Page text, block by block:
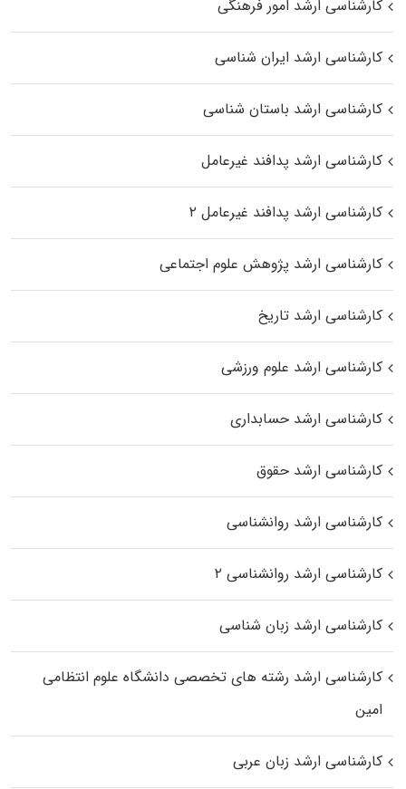
کارشناسی ارشد امور فرهنگی
کارشناسی ارشد ایران شناسی
کارشناسی ارشد باستان شناسی
کارشناسی ارشد پدافند غیرعامل
کارشناسی ارشد پدافند غیرعامل ۲
کارشناسی ارشد پژوهش علوم اجتماعی
کارشناسی ارشد تاریخ
کارشناسی ارشد علوم ورزشی
کارشناسی ارشد حسابداری
کارشناسی ارشد حقوق
کارشناسی ارشد روانشناسی
کارشناسی ارشد روانشناسی ۲
کارشناسی ارشد زبان شناسی
کارشناسی ارشد رﺷﺘﻪ ﻫﺎی تخصصی داﻧﺸﮕﺎه ﻋﻠﻮم انتظامی
اﻣﻴﻦ
کارشناسی ارشد زبان عربی